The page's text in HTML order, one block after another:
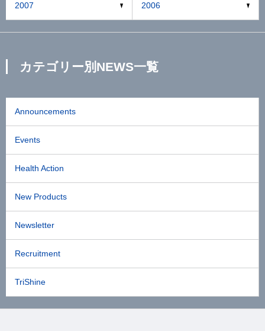
2007 2006
カテゴリー別NEWS一覧
Announcements
Events
Health Action
New Products
Newsletter
Recruitment
TriShine